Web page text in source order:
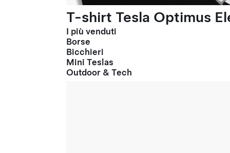
T-shirt Tesla Optimus
I più venduti
Borse
Bicchieri
Mini Teslas
Outdoor & Tech